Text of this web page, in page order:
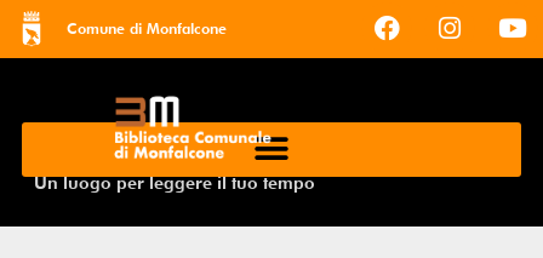
Comune di Monfalcone
Un luogo per leggere il tuo tempo